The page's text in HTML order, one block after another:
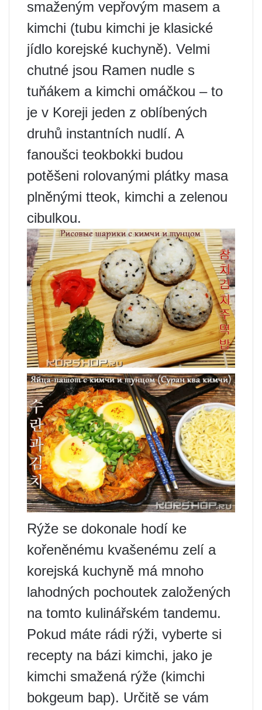
smaženým vepřovým masem a
kimchi (tubu kimchi je klasické
jídlo korejské kuchyně). Velmi
chutné jsou Ramen nudle s
tuňákem a kimchi omáčkou – to
je v Koreji jeden z oblíbených
druhů instantních nudlí. A
fanoušci teokbokki budou
potěšeni rolovanými plátky masa
plněnými tteok, kimchi a zelenou
cibulkou.
Rýže se dokonale hodí ke
kořeněnému kvašenému zelí a
korejská kuchyně má mnoho
lahodných pochoutek založených
na tomto kulinářském tandemu.
Pokud máte rádi rýži, vyberte si
recepty na bázi kimchi, jako je
kimchi smažená rýže (kimchi
bokgeum bap). Určitě se vám